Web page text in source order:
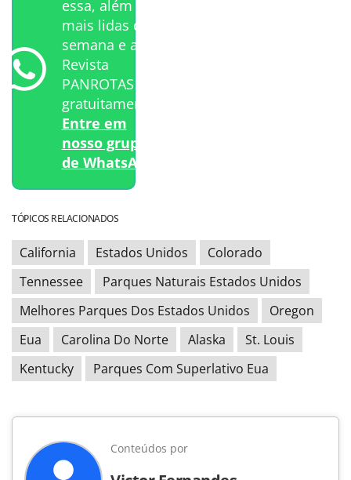
essa, além das
mais lidas da
semana e a
Revista
PANROTAS
gratuitamente?
Entre em
nosso grupo
de WhatsApp.
TÓPICOS RELACIONADOS
California Estados Unidos
Colorado
Tennessee
Parques Naturais Estados Unidos
Melhores Parques Dos Estados Unidos
Oregon
Eua
Carolina Do Norte Alaska
St. Louis
Kentucky
Parques Com Superlativo Eua
Conteúdos por